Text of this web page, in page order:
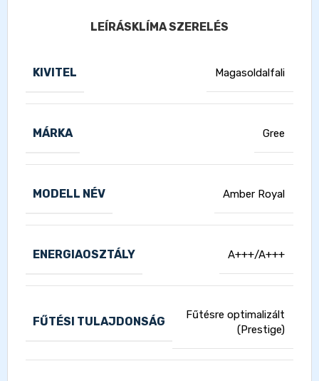
LEÍRÁSKLÍMA SZERELÉS
KIVITEL Magasoldalfali
MÁRKA Gree
MODELL NÉV Amber Royal
ENERGIAOSZTÁLY A+++/A+++
FŰTÉSI TULAJDONSÁG
Fűtésre optimalizált
(Prestige)